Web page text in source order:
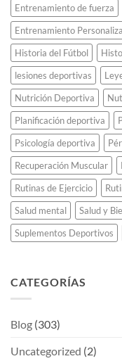
Entrenamiento de fuerza
Entrenamiento
Historia del Fútbol
lesiones deportivas
Nutrición Deportiva
Planificación deportiva
Psicología deportiva
Recuperación Muscular
Rutinas de Ejercicio
Salud mental
Salud y
Suplementos Deportivos
CATEGORÍAS
Blog (303)
Uncategorized (2)